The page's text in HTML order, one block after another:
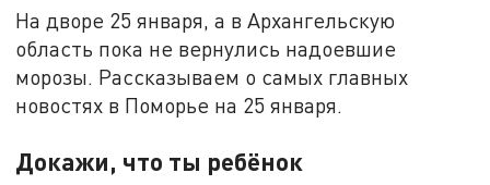
На дворе 25 января, а в Архангельскую
область пока не вернулись надоевшие
морозы. Рассказываем о самых главных
новостях в Поморье на 25 января.
Докажи, что ты ребёнок